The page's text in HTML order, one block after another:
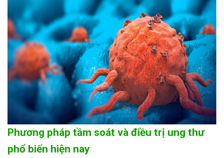
Phương pháp tầm soát và điều trị ung thư
phổ biến hiện nay